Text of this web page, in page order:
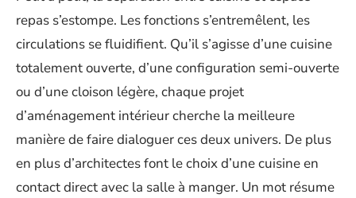
repas s’estompe. Les fonctions s’entremêlent, les
circulations se fluidifient. Qu’il s’agisse d’une cuisine
totalement ouverte, d’une configuration semi-ouverte
ou d’une cloison légère, chaque projet
d’aménagement intérieur cherche la meilleure
manière de faire dialoguer ces deux univers. De plus
en plus d’architectes font le choix d’une cuisine en
contact direct avec la salle à manger. Un mot résume